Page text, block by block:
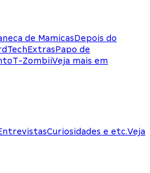
de MamicasDepois do
ExtrasPapo de
T-ZombiiVeja mais em
Curiosidades e etc.Veja